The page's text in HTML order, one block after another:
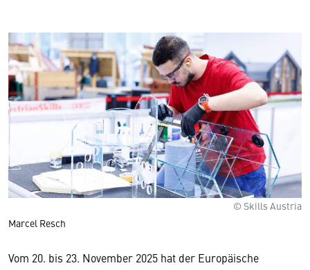
© Skills Austria
Marcel Resch
Vom 20. bis 23. November 2025 hat der Europäische